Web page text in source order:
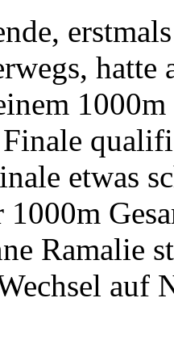
hatte
etwas
1000m
Ramalie
auf